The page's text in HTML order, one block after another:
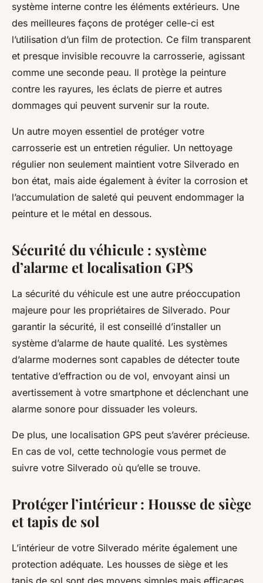
système interne contre les éléments extérieurs. Une
des meilleures façons de protéger celle-ci est
l’utilisation d’un film de protection. Ce film transparent
et presque invisible recouvre la carrosserie, agissant
comme une seconde peau. Il protège la peinture
contre les rayures, les éclats de pierre et autres
dommages qui peuvent survenir sur la route.
Un autre moyen essentiel de protéger votre
carrosserie est un entretien régulier. Un nettoyage
régulier non seulement maintient votre Silverado en
bon état, mais aide également à éviter la corrosion et
l’accumulation de saleté qui peuvent endommager la
peinture et le métal en dessous.
Sécurité du véhicule : système
d’alarme et localisation GPS
La sécurité du véhicule est une autre préoccupation
majeure pour les propriétaires de Silverado. Pour
garantir la sécurité, il est conseillé d’installer un
système d’alarme de haute qualité. Les systèmes
d’alarme modernes sont capables de détecter toute
tentative d’effraction ou de vol, envoyant ainsi un
avertissement à votre smartphone et déclenchant une
alarme sonore pour dissuader les voleurs.
De plus, une localisation GPS peut s’avérer précieuse.
En cas de vol, cette technologie vous permet de
suivre votre Silverado où qu’elle se trouve.
Protéger l’intérieur : Housse de siège
et tapis de sol
L’intérieur de votre Silverado mérite également une
protection adéquate. Les housses de siège et les
tapis de sol sont des moyens simples mais efficaces